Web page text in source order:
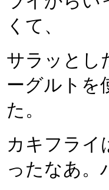
くて、
サラッとし
ーグルトを
た。
カキフライ
ったなあ。